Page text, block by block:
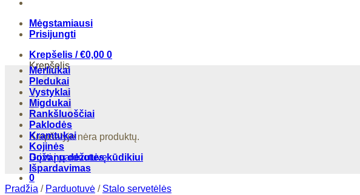
Mėgstamiausi
Prisijungti
Krepšelis /€0,00 0
Krepšelis
Krepšelyje nėra produktų.
Grįžti į parduotuvę
0
Merliukai
Pledukai
Vystyklai
Migdukai
Rankšluoščiai
Paklodės
Kramtukai
Kojinės
Dovanų dėžutės kūdikiui
Išpardavimas
Pradžia / Parduotuvė / Stalo servetėlės